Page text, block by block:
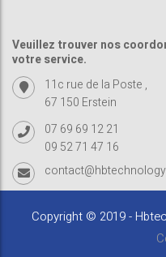
Veuillez trouver nos
votre service.
11c rue de la Poste ,
67 150 Erstein
07 69 69 12 21
09 52 71 47 16
Copyright © 2019 -